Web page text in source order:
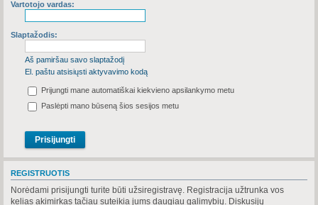
Vartotojo vardas:
Slaptažodis:
Aš pamiršau savo slaptažodį
El. paštu atsisiųsti aktyvavimo kodą
Prijungti mane automatiškai kiekvieno apsilankymo metu
Paslėpti mano būseną šios sesijos metu
REGISTRUOTIS
Norėdami prisijungti turite būti užsiregistravę. Registracija užtrunka vos
kelias akimirkas tačiau suteikia jums daugiau galimybių. Diskusijų